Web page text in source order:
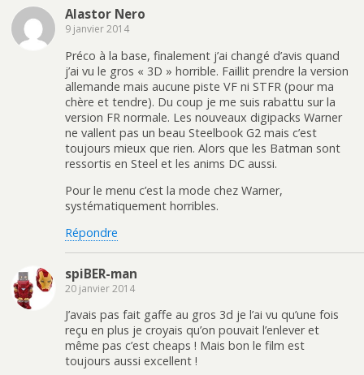
Alastor Nero
9 janvier 2014
Préco à la base, finalement j’ai changé d’avis quand
j’ai vu le gros « 3D » horrible. Faillit prendre la version
allemande mais aucune piste VF ni STFR (pour ma
chère et tendre). Du coup je me suis rabattu sur la
version FR normale. Les nouveaux digipacks Warner
ne vallent pas un beau Steelbook G2 mais c’est
toujours mieux que rien. Alors que les Batman sont
ressortis en Steel et les anims DC aussi.
Pour le menu c’est la mode chez Warner,
systématiquement horribles.
Répondre
spiBER-man
20 janvier 2014
J’avais pas fait gaffe au gros 3d je l’ai vu qu’une fois
reçu en plus je croyais qu’on pouvait l’enlever et
même pas c’est cheaps ! Mais bon le film est
toujours aussi excellent !